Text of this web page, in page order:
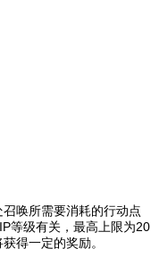
唤所需要消耗的行动点
等级有关，最高上限为20
得一定的奖励。